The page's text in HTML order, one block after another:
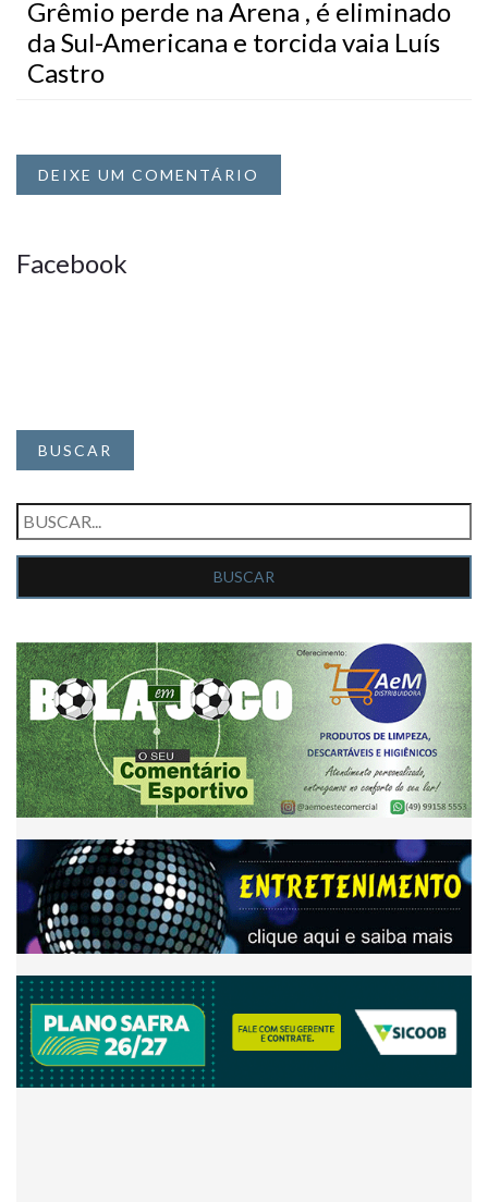
Grêmio perde na Arena , é eliminado
da Sul-Americana e torcida vaia Luís
Castro
DEIXE UM COMENTÁRIO
Facebook
BUSCAR